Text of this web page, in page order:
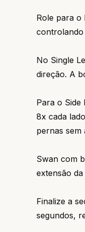
Role para
controlando
No Single
direção. A
Para o
8x cada
pernas sem
Swan com
extensão
Finalize a
segundos,